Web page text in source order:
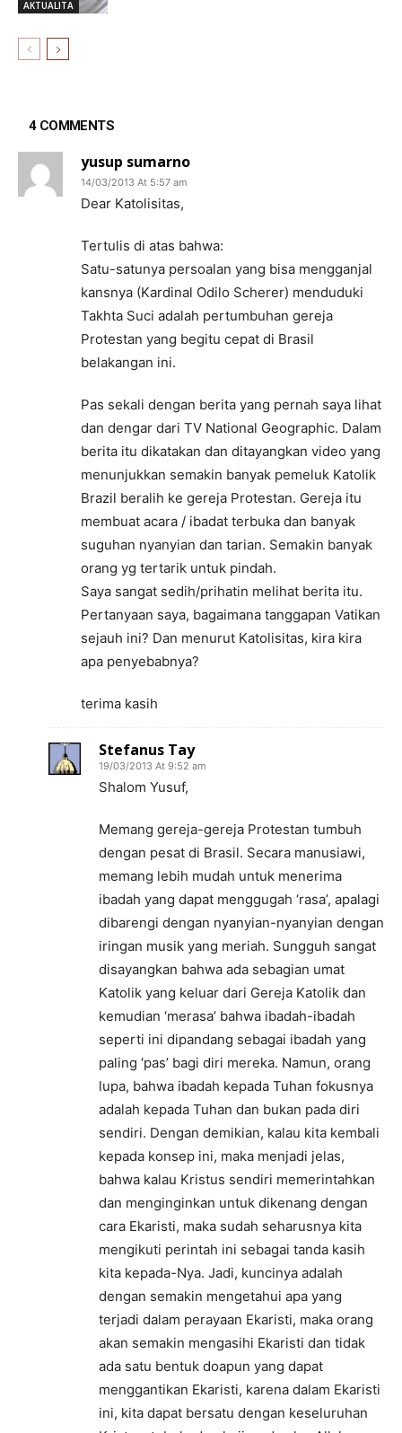
AKTUALITA
4 COMMENTS
yusup sumarno
14/03/2013 At 5:57 am
Dear Katolisitas,
Tertulis di atas bahwa:
Satu-satunya persoalan yang bisa mengganjal
kansnya (Kardinal Odilo Scherer) menduduki
Takhta Suci adalah pertumbuhan gereja
Protestan yang begitu cepat di Brasil
belakangan ini.
Pas sekali dengan berita yang pernah saya lihat
dan dengar dari TV National Geographic. Dalam
berita itu dikatakan dan ditayangkan video yang
menunjukkan semakin banyak pemeluk Katolik
Brazil beralih ke gereja Protestan. Gereja itu
membuat acara / ibadat terbuka dan banyak
suguhan nyanyian dan tarian. Semakin banyak
orang yg tertarik untuk pindah.
Saya sangat sedih/prihatin melihat berita itu.
Pertanyaan saya, bagaimana tanggapan Vatikan
sejauh ini? Dan menurut Katolisitas, kira kira
apa penyebabnya?
terima kasih
Stefanus Tay
19/03/2013 At 9:52 am
Shalom Yusuf,
Memang gereja-gereja Protestan tumbuh
dengan pesat di Brasil. Secara manusiawi,
memang lebih mudah untuk menerima
ibadah yang dapat menggugah ‘rasa’, apalagi
dibarengi dengan nyanyian-nyanyian dengan
iringan musik yang meriah. Sungguh sangat
disayangkan bahwa ada sebagian umat
Katolik yang keluar dari Gereja Katolik dan
kemudian ‘merasa’ bahwa ibadah-ibadah
seperti ini dipandang sebagai ibadah yang
paling ‘pas’ bagi diri mereka. Namun, orang
lupa, bahwa ibadah kepada Tuhan fokusnya
adalah kepada Tuhan dan bukan pada diri
sendiri. Dengan demikian, kalau kita kembali
kepada konsep ini, maka menjadi jelas,
bahwa kalau Kristus sendiri memerintahkan
dan menginginkan untuk dikenang dengan
cara Ekaristi, maka sudah seharusnya kita
mengikuti perintah ini sebagai tanda kasih
kita kepada-Nya. Jadi, kuncinya adalah
dengan semakin mengetahui apa yang
terjadi dalam perayaan Ekaristi, maka orang
akan semakin mengasihi Ekaristi dan tidak
ada satu bentuk doapun yang dapat
menggantikan Ekaristi, karena dalam Ekaristi
ini, kita dapat bersatu dengan keseluruhan